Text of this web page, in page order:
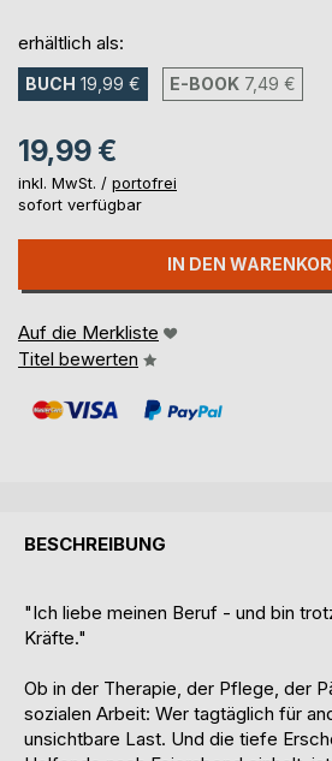
erhältlich als:
BUCH 19,99 € E-BOOK 7,49 €
19,99 €
inkl. MwSt. / portofrei
sofort verfügbar
IN DEN
Auf die Merkliste
Titel bewerten
BESCHREIBUNG
"Ich liebe meinen Beruf - und bin
Kräfte."
Ob in der Therapie, der Pflege, der
sozialen Arbeit: Wer tagtäglich für
unsichtbare Last. Und die tiefe